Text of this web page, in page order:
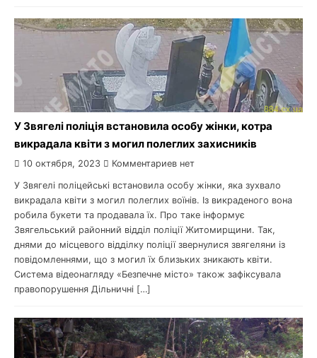
У Звягелі поліція встановила особу жінки, котра
викрадала квіти з могил полеглих захисників
10 октября, 2023 Комментариев нет
У Звягелі поліцейські встановила особу жінки, яка зухвало
викрадала квіти з могил полеглих воїнів. Із викраденого вона
робила букети та продавала їх. Про таке інформує
Звягельський районний відділ поліції Житомирщини. Так,
днями до місцевого відділку поліції звернулися звягеляни із
повідомленнями, що з могил їх близьких зникають квіти.
Система відеонагляду «Безпечне місто» також зафіксувала
правопорушення Дільничні […]